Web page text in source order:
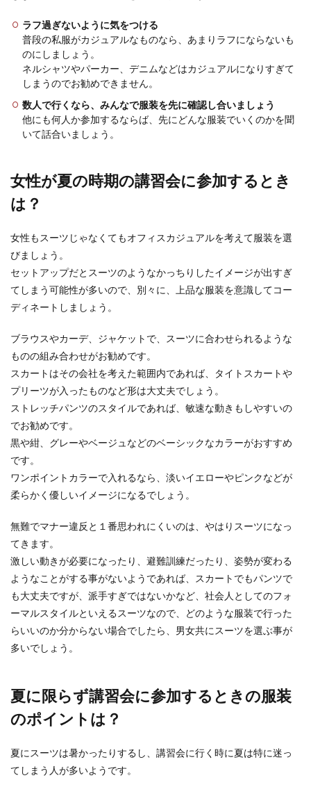
名の由来について
ス」。イギリスにはどんな文化や歴史があるの
か、なんだか興味を...
夫婦はベッドが別々のほうが上手くいく？年齢と
学会の服装、冬に参加する場合の注意
点とポイントを解説！
「服装」のことではないでしょうか？ スーツが無
免許の取得日の調べ方を資格免許から
なくては...
ただし注意点があります
女性公務員としてこれから働く時、どんな服装に
すべきかでまず悩みます。 最初はスーツを着てい
くべきか...
ラフ過ぎないように気をつける
普段の私服がカジュアルなものなら、あまりラフにならないも
のにしましょう。
ネルシャツやパーカー、デニムなどはカジュアルになりすぎて
しまうのでお勧めできません。
数人で行くなら、みんなで服装を先に確認し合いましょう
他にも何人か参加するならば、先にどんな服装でいくのかを聞
いて話合いましょう。
女性が夏の時期の講習会に参加するとき
は？
女性もスーツじゃなくてもオフィスカジュアルを考えて服装を選
びましょう。
セットアップだとスーツのようなかっちりしたイメージが出すぎ
てしまう可能性が多いので、別々に、上品な服装を意識してコー
ディネートしましょう。
ブラウスやカーデ、ジャケットで、スーツに合わせられるような
ものの組み合わせがお勧めです。
スカートはその会社を考えた範囲内であれば、タイトスカートや
プリーツが入ったものなど形は大丈夫でしょう。
ストレッチパンツのスタイルであれば、敏速な動きもしやすいの
でお勧めです。
黒や紺、グレーやベージュなどのベーシックなカラーがおすすめ
です。
ワンポイントカラーで入れるなら、淡いイエローやピンクなどが
柔らかく優しいイメージになるでしょう。
無難でマナー違反と１番思われにくいのは、やはりスーツになっ
てきます。
激しい動きが必要になったり、避難訓練だったり、姿勢が変わる
ようなことがする事がないようであれば、スカートでもパンツで
も大丈夫ですが、派手すぎではないかなど、社会人としてのフォ
ーマルスタイルといえるスーツなので、どのような服装で行った
らいいのか分からない場合でしたら、男女共にスーツを選ぶ事が
多いでしょう。
夏に限らず講習会に参加するときの服装
のポイントは？
夏にスーツは暑かったりするし、講習会に行く時に夏は特に迷っ
てしまう人が多いようです。